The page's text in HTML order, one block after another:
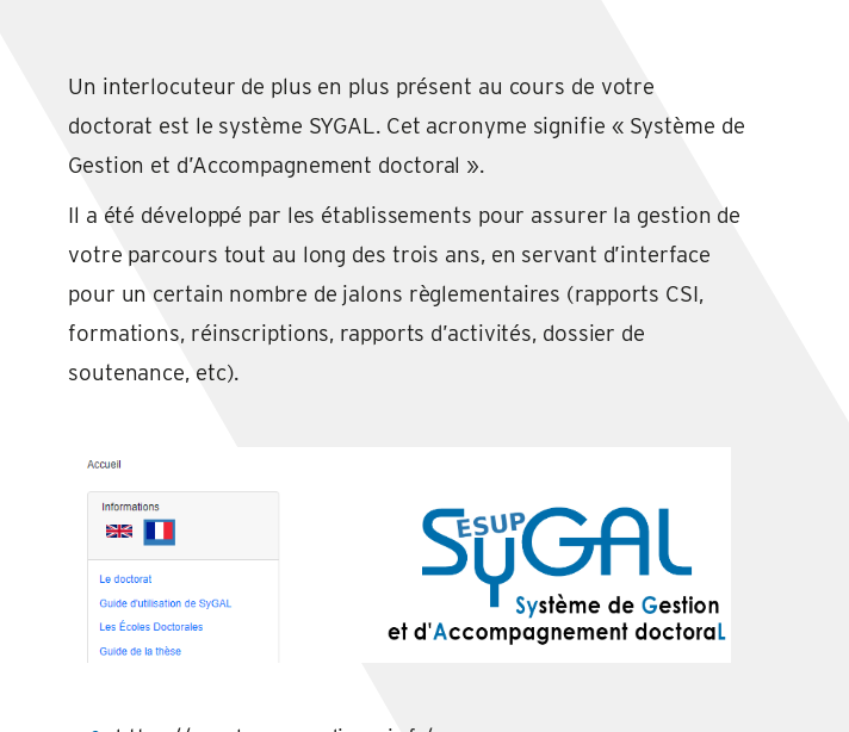
Un interlocuteur de plus en plus présent au cours de votre
doctorat est le système SYGAL. Cet acronyme signifie « Système de
Gestion et d’Accompagnement doctoral ».
Il a été développé par les établissements pour assurer la gestion de
votre parcours tout au long des trois ans, en servant d’interface
pour un certain nombre de jalons règlementaires (rapports CSI,
formations, réinscriptions, rapports d’activités, dossier de
soutenance, etc).